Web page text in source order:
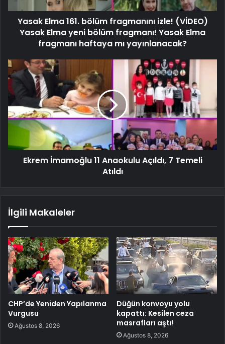
Yasak Elma 161. bölüm fragmanını izle! (VİDEO)
Yasak Elma yeni bölüm fragmanı! Yasak Elma
fragmanı haftaya mı yayınlanacak?
Ekrem İmamoğlu 11 Anaokulu Açıldı, 7 Temeli
Atıldı
İlgili Makaleler
CHP’de Yeniden Yapılanma
Vurgusu
Ağustos 8, 2026
Düğün konvoyu yolu
kapattı: Kesilen ceza
masrafları aştı!
Ağustos 8, 2026